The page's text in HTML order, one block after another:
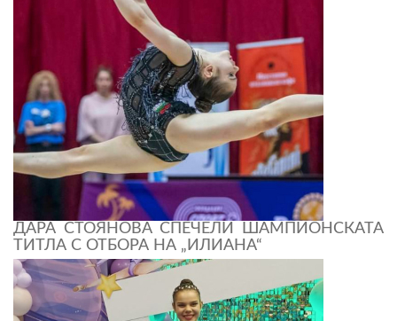
ДАРА СТОЯНОВА СПЕЧЕЛИ ШАМПИОНСКАТА
ТИТЛА С ОТБОРА НА „ИЛИАНА“